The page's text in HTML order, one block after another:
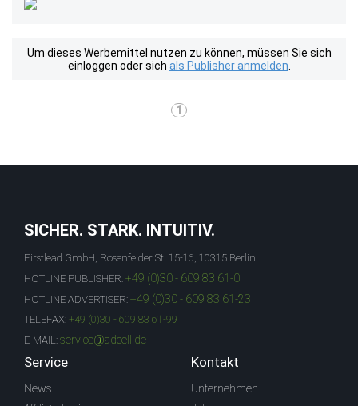
Um dieses Werbemittel nutzen zu können, müssen Sie sich
einloggen oder sich als Publisher anmelden
1
SICHER. STARK. INTUITIV.
Firstlead GmbH, Rosenfelder St. 15-16, 10315 Berlin
HOTLINE PUBLISHER: +49 (0)30 - 609 83 61-0
HOTLINE ADVERTISER: +49 (0)30 - 609 83 61-23
TELEFAX: +49 (0)30 - 609 83 61-99
E-MAIL: service@adcell.de
Service
News
Kontakt
Unternehmen